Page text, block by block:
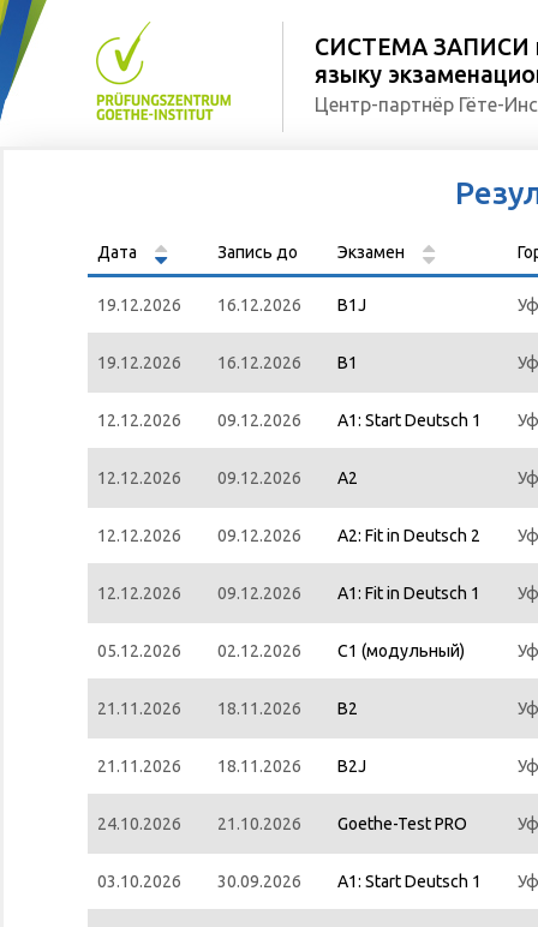
СИСТЕМА ЗАПИСИ
языку
Центр-партнёр Гёте-
Дата Запись до Экзамен
19.12.2026 16.12.2026 B1J
19.12.2026 16.12.2026 B1
12.12.2026 09.12.2026 A1: Start Deutsch 1
12.12.2026 09.12.2026 A2
12.12.2026 09.12.2026 A2: Fit in Deutsch 2
12.12.2026 09.12.2026 A1: Fit in Deutsch 1
05.12.2026 02.12.2026 С1 (модульный)
21.11.2026 18.11.2026 B2
21.11.2026 18.11.2026 B2J
24.10.2026 21.10.2026 Goethe-Test PRO
03.10.2026 30.09.2026 A1: Start Deutsch 1